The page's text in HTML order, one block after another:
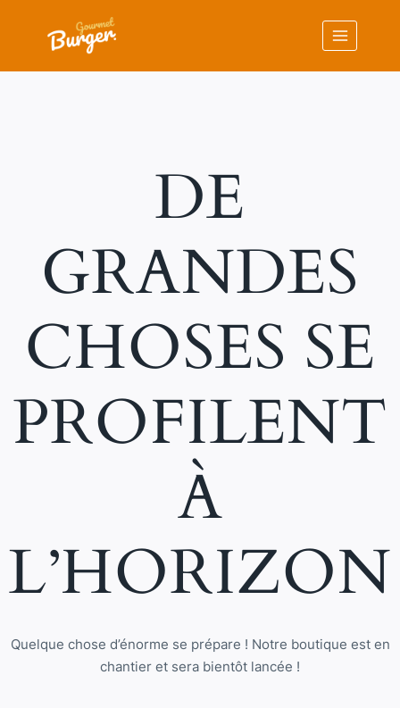
contenu
DE
GRANDES
CHOSES SE
PROFILENT
À
L’HORIZON
Quelque chose d’énorme se prépare ! Notre boutique est en
chantier et sera bientôt lancée !